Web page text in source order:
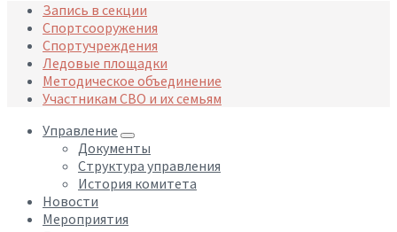
Запись в секции
Спортсооружения
Спортучреждения
Ледовые площадки
Методическое объединение
Участникам СВО и их семьям
Управление
Документы
Структура управления
История комитета
Новости
Мероприятия